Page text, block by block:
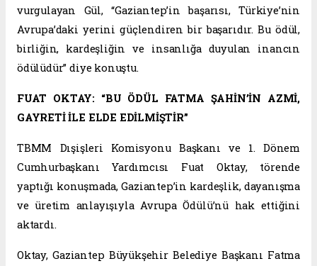
vurgulayan Gül, “Gaziantep’in başarısı, Türkiye’nin
Avrupa’daki yerini güçlendiren bir başarıdır. Bu ödül,
birliğin, kardeşliğin ve insanlığa duyulan inancın
ödülüdür” diye konuştu.
FUAT OKTAY: “BU ÖDÜL FATMA ŞAHİN’İN AZMİ,
GAYRETİ İLE ELDE EDİLMİŞTİR”
TBMM Dışişleri Komisyonu Başkanı ve 1. Dönem
Cumhurbaşkanı Yardımcısı Fuat Oktay, törende
yaptığı konuşmada, Gaziantep’in kardeşlik, dayanışma
ve üretim anlayışıyla Avrupa Ödülü’nü hak ettiğini
aktardı.
Oktay, Gaziantep Büyükşehir Belediye Başkanı Fatma